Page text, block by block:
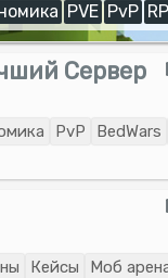
PVE PvP
Сервер
PvP BedWars
Кейсы Моб